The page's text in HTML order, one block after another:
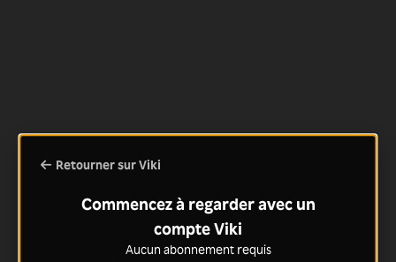
Retourner sur Viki
Commencez à regarder avec un
compte Viki
Aucun abonnement requis